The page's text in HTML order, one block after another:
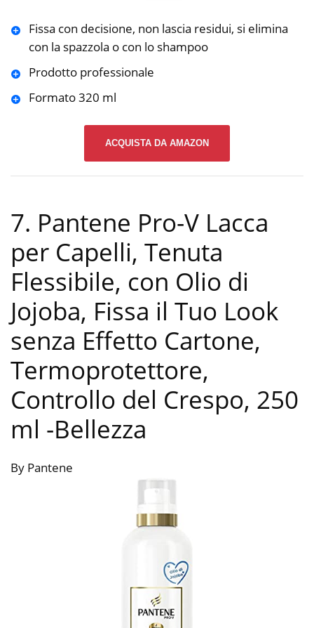
Fissa con decisione, non lascia residui, si elimina
con la spazzola o con lo shampoo
Prodotto professionale
Formato 320 ml
ACQUISTA DA AMAZON
7. Pantene Pro-V Lacca
per Capelli, Tenuta
Flessibile, con Olio di
Jojoba, Fissa il Tuo Look
senza Effetto Cartone,
Termoprotettore,
Controllo del Crespo, 250
ml -Bellezza
By Pantene